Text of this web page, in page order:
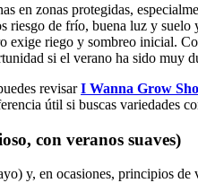
en zonas protegidas,
riesgo de frío, buena luz y suelo
exige riego y sombreo inicial.
si el verano ha sido muy
revisarI Wanna Grow
útil si buscas variedades
con veranos suaves)
y, en ocasiones, principios